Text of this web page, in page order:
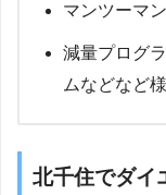
マンツーマ
減量プログ
ムなどなど
北千住でダイ